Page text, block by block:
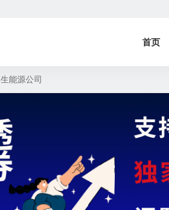
首页
能源公司